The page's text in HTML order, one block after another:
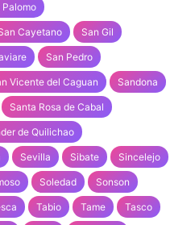
Palomo
Cayetano San Gil
San Pedro
Vicente del Caguan Sandona
Santa Rosa de Cabal
de Quilichao
Sevilla Sibate Sincelejo
Soledad Sonson
Tabio Tame Tasco